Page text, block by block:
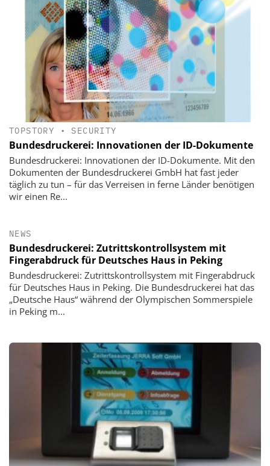
TOPSTORY • SECURITY
Bundesdruckerei: Innovationen der ID-Dokumente
Bundesdruckerei: Innovationen der ID-Dokumente. Mit den
Dokumenten der Bundesdruckerei GmbH hat fast jeder
täglich zu tun – für das Verreisen in ferne Länder benötigen
wir einen Re...
NEWS
Bundesdruckerei: Zutrittskontrollsystem mit
Fingerabdruck für Deutsches Haus in Peking
Bundesdruckerei: Zutrittskontrollsystem mit Fingerabdruck
für Deutsches Haus in Peking. Die Bundesdruckerei hat das
„Deutsche Haus“ während der Olympischen Sommerspiele
in Peking m...